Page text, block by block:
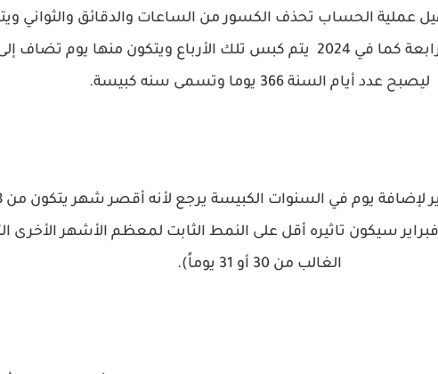
عملية الحساب تحذف الكسور من الساعات والدقائق والثواني
الربع، ولكن وفي السنة الرابعة كما في 2024 يتم كبس تلك الأرباع ويتكون منها
ليصبح عدد أيام السنة 366 يوما وتسمى سنه كبيسة.
سيكون تاثيره أقل على النمط الثابت لمعظم الأشهر الأخرى
الغالب من 30 أو 31 يوماً).